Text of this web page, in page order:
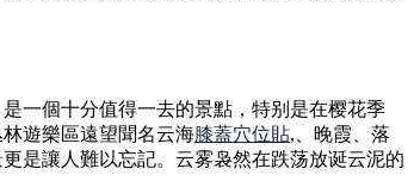
一個十分值得一去的景點，特别是在樱花季
遊樂區遠望聞名云海膝蓋穴位貼,、晚霞、落
是讓人難以忘記。云雾袅然在跌荡放诞云泥的